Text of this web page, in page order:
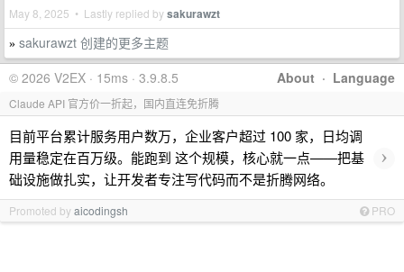
May 8, 2025 • Lastly replied bysakurawzt
» sakurawzt 创建的更多主题
About · Language
© 2026 V2EX · 15ms · 3.9.8.5
Claude API 官方价一折起，国内直连免折腾
目前平台累计服务用户数万，企业客户超过 100 家，日均调
用量稳定在百万级。能跑到 这个规模，核心就一点——把基
础设施做扎实，让开发者专注写代码而不是折腾网络。
›
Promoted byaicodingsh PRO